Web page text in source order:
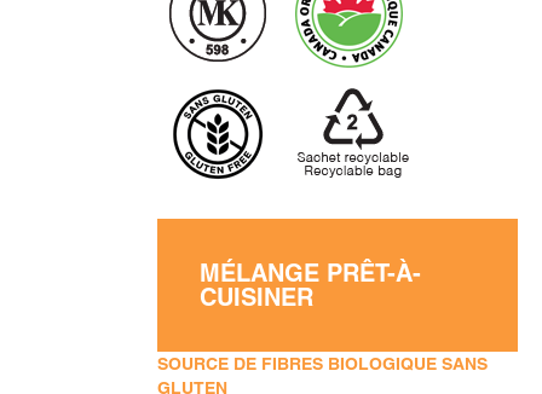
MÉLANGE PRÊT-À-
CUISINER
SOURCE DE FIBRES BIOLOGIQUE SANS
GLUTEN